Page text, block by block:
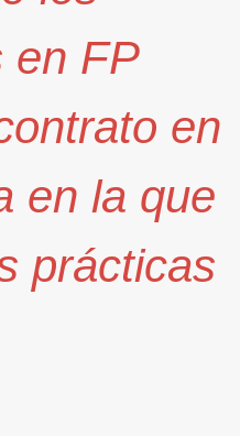
en FP
en
en la que
prácticas